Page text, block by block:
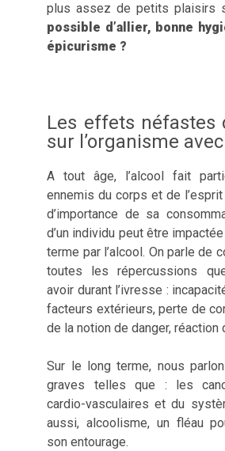
plus assez de petits plaisirs
possible d’allier, bonne
épicurisme ?
Les effets néfastes
sur l’organisme avec
A tout âge, l’alcool fait
ennemis du corps et de
d’importance de sa
d’un individu peut être
terme par l’alcool. On parle de
toutes les répercussions
avoir durant l’ivresse :
facteurs extérieurs, perte de
de la notion de danger, réaction
Sur le long terme, nous
graves telles que : les
cardio-vasculaires et du
aussi, alcoolisme, un fléau
son entourage.